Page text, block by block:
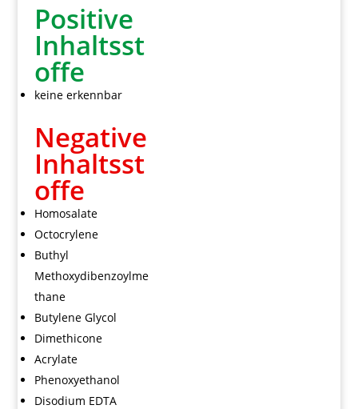
Positive
Inhaltsst
offe
keine erkennbar
Negative
Inhaltsst
offe
Homosalate
Octocrylene
Buthyl
Methoxydibenzoylme
thane
Butylene Glycol
Dimethicone
Acrylate
Phenoxyethanol
Disodium EDTA